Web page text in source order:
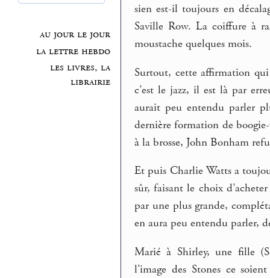
au jour le jour
la lettre hebdo
les livres, la
librairie
sien est-il toujours en
Saville Row. La coiffure à
moustache quelques mois.
Surtout, cette affirmation
c’est le jazz, il est là par
aurait peu entendu parler
dernière formation de
à la brosse, John Bonham
Et puis Charlie Watts a
sûr, faisant le choix
par une plus grande,
en aura peu entendu parler,
Marié à Shirley, une fille
l’image des Stones ce